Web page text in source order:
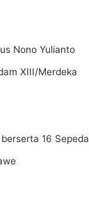
Nono Yulianto
XIII/Merdeka
16